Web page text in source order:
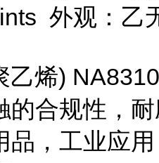
外观：乙
乙烯)
的合规性，
品，工业应